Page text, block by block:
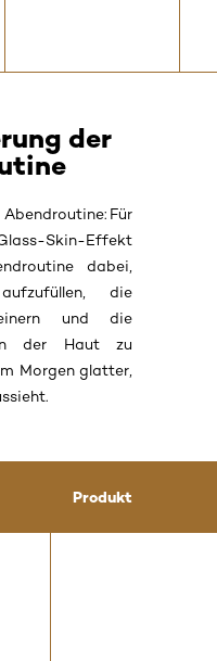
der
Für
Skin-Effekt
dabei,
die
und die
der Haut zu
Morgen glatter,
Produkt